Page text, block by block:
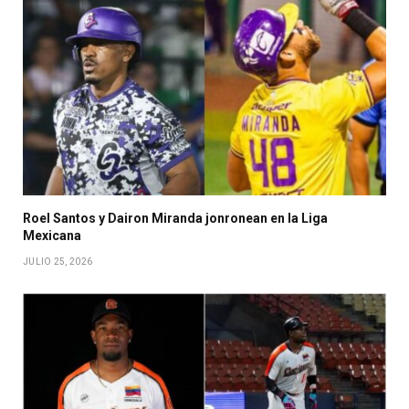
Roel Santos y Dairon Miranda jonronean en la Liga
Mexicana
JULIO 25, 2026